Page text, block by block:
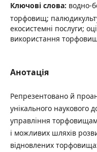
Ключові слова: водно-
торфовищ;
екосистемні послуги;
використання
Анотація
Репрезентовано й
унікального наукового
управління
і можливих шляхів
відновлених